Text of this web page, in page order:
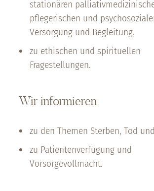
stationären
pflegerischen und
Versorgung und Begleitung.
zu ethischen und spirituellen
Fragestellungen.
Wir informieren
zu den Themen Sterben, Tod
zu Patientenverfügung und
Vorsorgevollmacht.